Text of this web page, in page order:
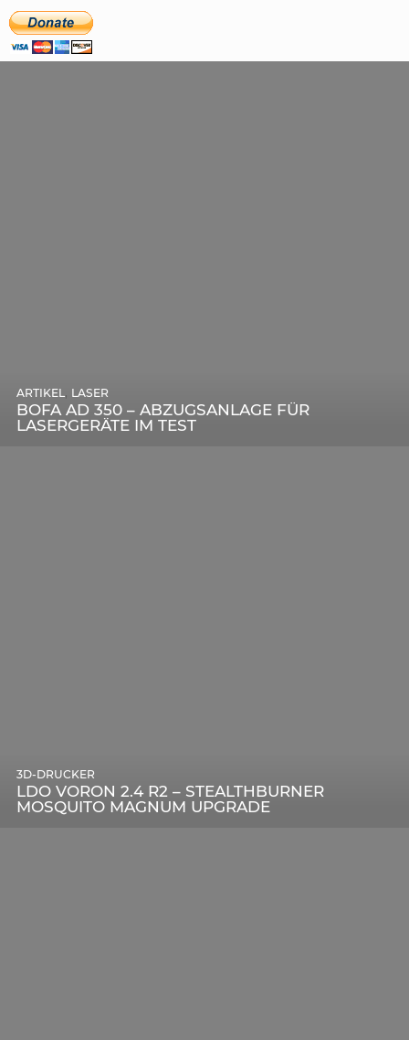
BOFA AD 350 – ABZUGSANLAGE FÜR
LASERGERÄTE IM TEST
ARTIKEL, LASER
DIE BEDEUTENDSTEN SCHRITTE ZUR
ERFOLGREICHEN MARKENBILDUNG IN DER
DIGITALEN ÄRA
LDO VORON 2.4 R2 – STEALTHBURNER
MOSQUITO MAGNUM UPGRADE
3D-DRUCKER